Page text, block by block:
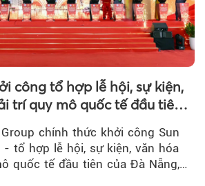
công tổ hợp lễ hội, sự kiện,
trí quy mô quốc tế đầu tiên
chính thức khởi công Sun
- tổ hợp lễ hội, sự kiện, văn hóa
quốc tế đầu tiên của Đà Nẵng,…